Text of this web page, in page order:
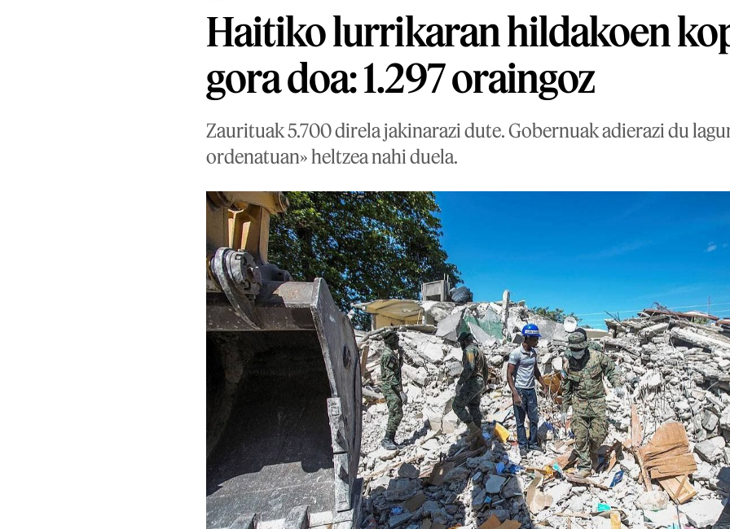
Haitiko lurrikaran hildakoen
gora doa: 1.297 oraingoz
Zaurituak 5.700 direla jakinarazi dute. Gobernuak adierazi du
ordenatuan» heltzea nahi duela.